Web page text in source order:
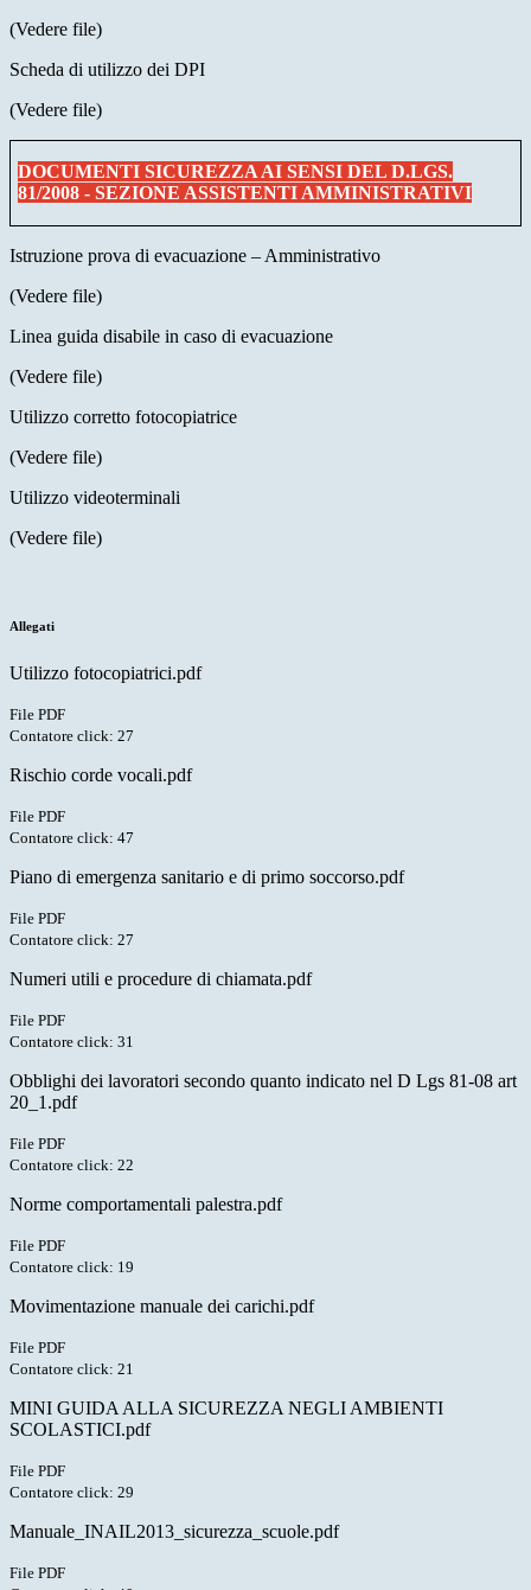
(Vedere file)
Scheda di utilizzo dei DPI
(Vedere file)
DOCUMENTI SICUREZZA AI SENSI DEL D.LGS.
81/2008 - SEZIONE ASSISTENTI AMMINISTRATIVI
Istruzione prova di evacuazione – Amministrativo
(Vedere file)
Linea guida disabile in caso di evacuazione
(Vedere file)
Utilizzo corretto fotocopiatrice
(Vedere file)
Utilizzo videoterminali
(Vedere file)
Allegati
Utilizzo fotocopiatrici.pdf
File PDF
Contatore click: 27
Rischio corde vocali.pdf
File PDF
Contatore click: 47
Piano di emergenza sanitario e di primo soccorso.pdf
File PDF
Contatore click: 27
Numeri utili e procedure di chiamata.pdf
File PDF
Contatore click: 31
Obblighi dei lavoratori secondo quanto indicato nel D Lgs 81-08 art
20_1.pdf
File PDF
Contatore click: 22
Norme comportamentali palestra.pdf
File PDF
Contatore click: 19
Movimentazione manuale dei carichi.pdf
File PDF
Contatore click: 21
MINI GUIDA ALLA SICUREZZA NEGLI AMBIENTI
SCOLASTICI.pdf
File PDF
Contatore click: 29
Manuale_INAIL2013_sicurezza_scuole.pdf
File PDF